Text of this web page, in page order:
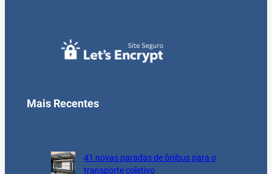
Mais Recentes
41 novas paradas de ônibus para o
transporte coletivo